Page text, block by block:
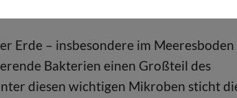
Erde – insbesondere im Meeresboden
Bakterien einen Großteil des
diesen wichtigen Mikroben sticht